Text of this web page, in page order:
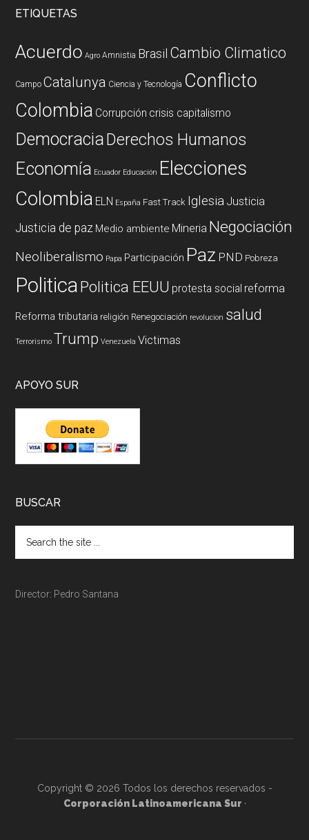
ETIQUETAS
Acuerdo Agro Amnistia Brasil Cambio Climatico
Campo Catalunya Ciencia y Tecnología Conflicto
Colombia Corrupción crisis capitalismo
DemocraciaDerechos Humanos
Economía Ecuador Educación Elecciones
Colombia ELN España Fast Track Iglesia Justicia
Justicia de paz Medio ambiente Mineria Negociación
Neoliberalismo Papa Participación Paz PND Pobreza
PoliticaPolitica EEUU protesta social reforma
Reforma tributaria religión Renegociación revolucion salud
Terrorismo Trump Venezuela Victimas
APOYO SUR
BUSCAR
Director: Pedro Santana
Copyright © 2026 Todos los derechos reservados -
Corporación Latinoamericana Sur ·